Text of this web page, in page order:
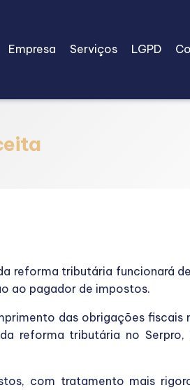
Empresa Serviços LGPD
reforma tributária funcionará
ao pagador de impostos.
das obrigações fiscais
reforma tributária no Serpro,
com tratamento mais